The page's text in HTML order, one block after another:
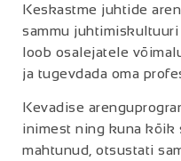
Keskastme juhtide
sammu juhtimiskultuuri
loob osalejatele
ja tugevdada oma
Kevadise
inimest ning kuna kõik
mahtunud, otsustati